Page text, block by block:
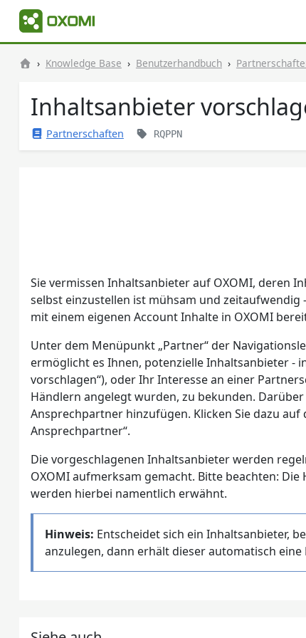
Knowledge Base Benutzerhandbuch
Inhaltsanbieter
Partnerschaften RQPPN
Sie vermissen Inhaltsanbieter auf OXOMI, deren
selbst einzustellen ist mühsam und zeitaufwendig
mit einem eigenen Account Inhalte in OXOMI
Unter dem Menüpunkt „Partner“ der
ermöglicht es Ihnen, potenzielle Inhaltsanbieter -
vorschlagen“), oder Ihr Interesse an einer
Händlern angelegt wurden, zu bekunden.
Ansprechpartner hinzufügen. Klicken Sie dazu
Ansprechpartner“.
Die vorgeschlagenen Inhaltsanbieter werden
OXOMI aufmerksam gemacht. Bitte beachten:
werden hierbei namentlich erwähnt.
Hinweis: Entscheidet sich ein Inhaltsanbieter,
anzulegen, dann erhält dieser automatisch